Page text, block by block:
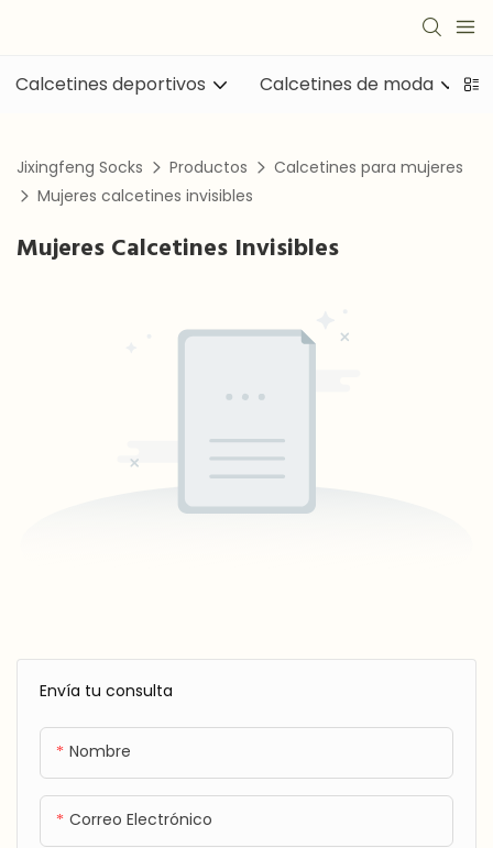
Calcetines deportivos Calcetines de moda
Jixingfeng Socks Productos
Calcetines para mujeres
Mujeres calcetines invisibles
Mujeres Calcetines Invisibles
Envía tu consulta
Nombre
Correo Electrónico